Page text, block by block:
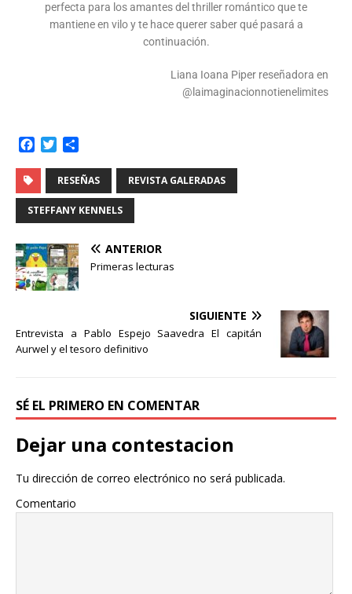
perfecta para los amantes del thriller romántico que te
mantiene en vilo y te hace querer saber qué pasará a
continuación.
Liana Ioana Piper reseñadora en
@laimaginacionnotienelimites
e
b
o
k
i
t
t
e
m
p
a
r
RESEÑAS REVISTA GALERADAS
STEFFANY KENNELS
ANTERIOR
Primeras lecturas
SIGUIENTE
Entrevista a Pablo Espejo Saavedra El capitán
Aurwel y el tesoro definitivo
SÉ EL PRIMERO EN COMENTAR
Dejar una contestacion
Tu dirección de correo electrónico no será publicada.
Comentario